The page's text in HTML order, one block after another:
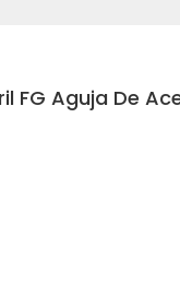
FG Aguja De